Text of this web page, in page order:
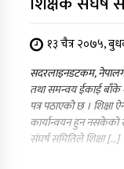
१३ चैत्र २०७५,
सदरलाइनडटकम,
तथा समन्वय ईकाई बाँके
पत्र पठाएको छ ।
कार्यान्वयन हुन नसकेको
संघर्ष समितिले शिक्षा […]